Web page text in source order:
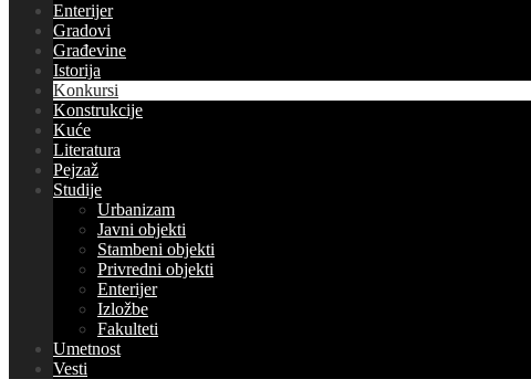
Enterijer
Gradovi
Građevine
Istorija
Konkursi
Konstrukcije
Kuće
Literatura
Pejzaž
Studije
Urbanizam
Javni objekti
Stambeni objekti
Privredni objekti
Enterijer
Izložbe
Fakulteti
Umetnost
Vesti